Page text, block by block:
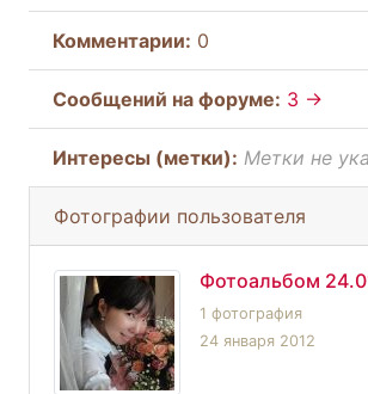
Комментарии: 0
Cообщений на форуме: 3 →
Интересы (метки): Метки не
Фотографии пользователя
Фотоальбом
1 фотография
24 января 2012